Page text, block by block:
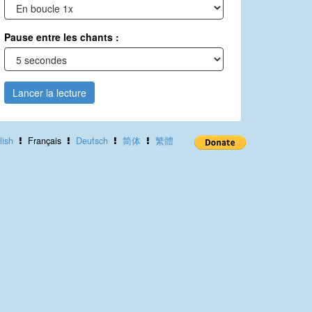
Pause entre les chants :
Lancer la lecture
Français Deutsch 简体 繁體